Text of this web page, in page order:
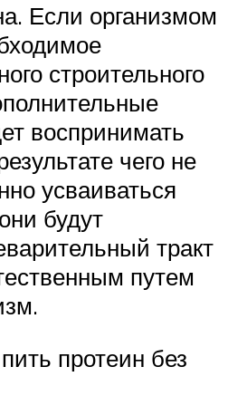
Если организмом
строительного
воспринимать
чего не
усваиваться
будут
тракт
путем
протеин без